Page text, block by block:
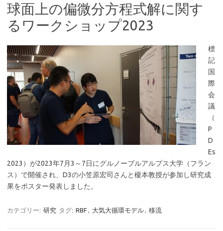
球面上の偏微分方程式解に関す
るワークショップ2023
標
記
国
際
会
議
（
P
D
Es
2023）が2023年7月3～7日にグルノーブルアルプス大学（フラン
ス）で開催され、D3の小笠原宏司さんと榎本教授が参加し研究成
果をポスター発表しました。
カテゴリー: 研究 タグ: RBF 大気大循環モデル 移流